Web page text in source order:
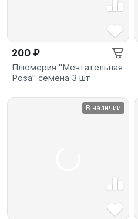
200 ₽
Плюмерия "Мечтательная
Роза" семена 3 шт
В наличии